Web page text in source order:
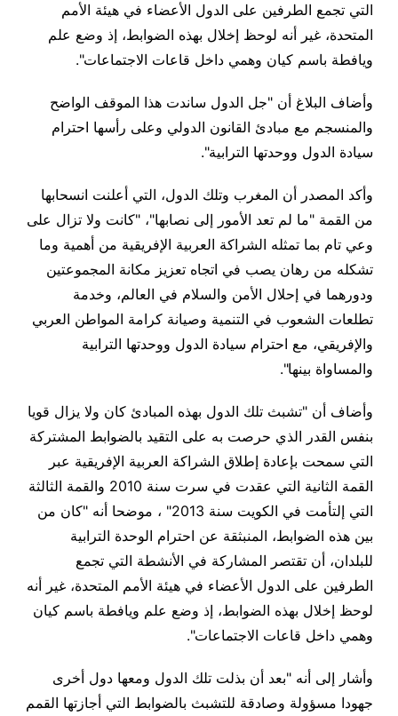
التي تجمع الطرفين على الدول الأعضاء في هيئة الأمم
المتحدة، غير أنه لوحظ إخلال بهذه الضوابط، إذ وضع علم
ويافطة باسم كيان وهمي داخل قاعات الاجتماعات".
وأضاف البلاغ أن "جل الدول ساندت هذا الموقف الواضح
والمنسجم مع مبادئ القانون الدولي وعلى رأسها احترام
سيادة الدول ووحدتها الترابية".
وأكد المصدر أن المغرب وتلك الدول، التي أعلنت انسحابها
من القمة "ما لم تعد الأمور إلى نصابها"، "كانت ولا تزال على
وعي تام بما تمثله الشراكة العربية الإفريقية من أهمية وما
تشكله من رهان يصب في اتجاه تعزيز مكانة المجموعتين
ودورهما في إحلال الأمن والسلام في العالم، وخدمة
تطلعات الشعوب في التنمية وصيانة كرامة المواطن العربي
والإفريقي، مع احترام سيادة الدول ووحدتها الترابية
والمساواة بينها".
وأضاف أن "تشبث تلك الدول بهذه المبادئ كان ولا يزال قويا
بنفس القدر الذي حرصت به على التقيد بالضوابط المشتركة
التي سمحت بإعادة إطلاق الشراكة العربية الإفريقية عبر
القمة الثانية التي عقدت في سرت سنة 2010 والقمة الثالثة
التي إلتأمت في الكويت سنة 2013" ، موضحا أنه "كان من
بين هذه الضوابط، المنبثقة عن احترام الوحدة الترابية
للبلدان، أن تقتصر المشاركة في الأنشطة التي تجمع
الطرفين على الدول الأعضاء في هيئة الأمم المتحدة، غير أنه
لوحظ إخلال بهذه الضوابط، إذ وضع علم ويافطة باسم كيان
وهمي داخل قاعات الاجتماعات".
وأشار إلى أنه "بعد أن بذلت تلك الدول ومعها دول أخرى
جهودا مسؤولة وصادقة للتشبث بالضوابط التي أجازتها القمم